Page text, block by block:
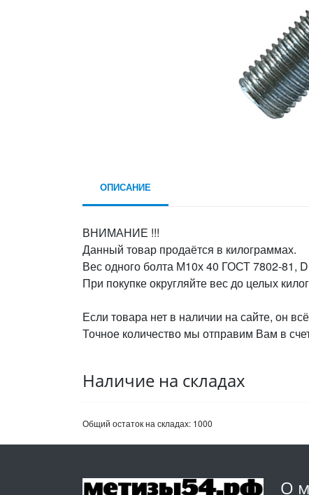
ОПИСАНИЕ
ВНИМАНИЕ !!!
Данный товар продаётся в килограммах.
Вес одного болта М10х 40 ГОСТ 7802-81,
При покупке округляйте вес до целых
Если товара нет в наличии на сайте, он
Точное количество мы отправим Вам в
Наличие на складах
Общий остаток на складах: 1000
О